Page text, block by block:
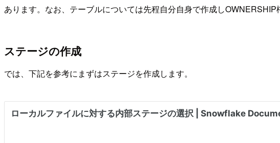
あります。なお、テーブルについては先程自分自身で作成しOWNERSHIP
ステージの作成
では、下記を参考にまずはステージを作成します。